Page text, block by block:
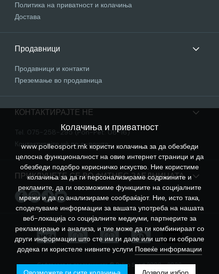
Политика на приватност и колачиња
Достава
Продавници
Продавници и контакти
Преземање во продавница
КОНТАКТИРАЈТЕ НЕ
Tel. 075-258-295 (Pon-Pet: 08-16)
Контактирајте нѐ по е-пошта
ПРИКЛУЧЕТЕ СЕ ВО ФИТНЕС ЗАЕДНИЦАТА
Софтверот за продавницата © Polleo Sport 2008 - 2026
Колачиња и приватност
www.polleosport.mk користи колачиња за да обезбеди
целосна функционалност на овие интернет страници и да
обезбеди подобро корисничко искуство. Ние користиме
колачиња за да ги персонализираме содржините и
рекламите, да ги овозможиме функциите на социјалните
мрежи и да го анализираме сообраќајот. Ние, исто така,
споделуваме информации за вашата употреба на нашата
веб-локација со социјалните медиуми, партнерите за
рекламирање и анализа, и тие може да ги комбинираат со
други информации што сте им ги дале или што ги собрале
додека ги користеле нивните услуги Повеќе информации